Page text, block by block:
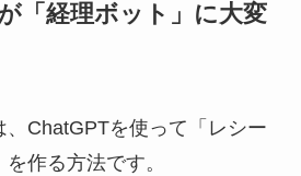
「経理ボット」に大変
ChatGPTを使って「レシー
作る方法です。